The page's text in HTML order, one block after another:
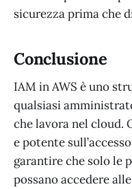
sicurezza prima che
Conclusione
IAM in AWS è uno
qualsiasi
che lavora nel
e potente
garantire che solo le
possano accedere